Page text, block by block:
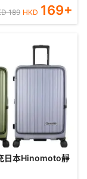
189 HKD 169+
日本Hinomoto靜